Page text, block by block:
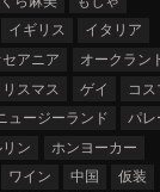
イギリス
イタリア
セアニア
オークラン
リスマス ゲイ
コ
ュージーランド
パレ
ン
ホンヨーカー
ワイン 中国
仮装